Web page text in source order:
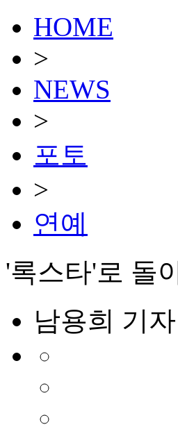
HOME
>
NEWS
>
포토
>
연예
'록스타'로 돌
남용희 기자